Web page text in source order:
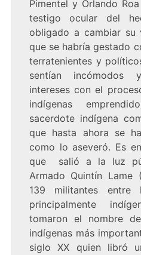
Pimentel y Orlando
testigo ocular del
obligado a cambiar su
que se habría gestado
terratenientes y
sentían incómodos
intereses con el
indígenas
sacerdote indígena
que hasta ahora se
como lo aseveró. Es
que salió a la luz
Armado Quintín Lame
139 militantes entre
principalmente
tomaron el nombre
indígenas más
siglo XX quien libró